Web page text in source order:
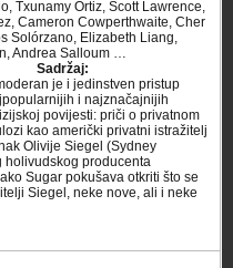
Txunamy Ortiz, Scott Lawrence,
Cameron Cowperthwaite, Cher
Solórzano, Elizabeth Liang,
Andrea Salloum …
Sadržaj:
je i jedinstven pristup
i najznačajnijih
povijesti: priči o privatnom
kao američki privatni istražitelj
Olivije Siegel (Sydney
producenta
Sugar pokušava otkriti što se
Siegel, neke nove, ali i neke